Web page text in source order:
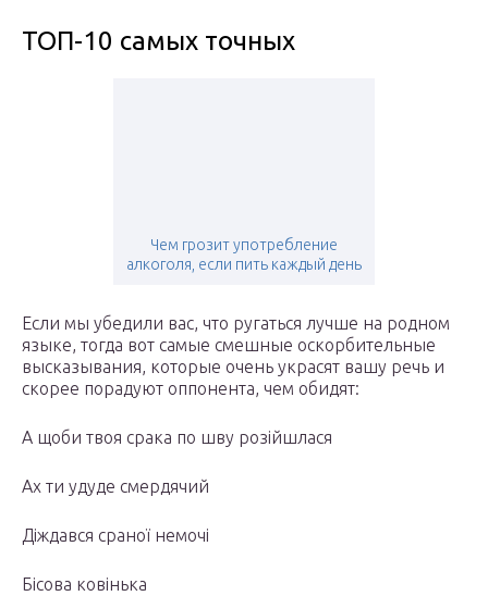
ТОП-10 самых точных
Чем грозит употребление
алкоголя, если пить каждый день
Если мы убедили вас, что ругаться лучше на родном
языке, тогда вот самые смешные оскорбительные
высказывания, которые очень украсят вашу речь и
скорее порадуют оппонента, чем обидят:
А щоби твоя срака по шву розійшлася
Ах ти удуде смердячий
Діждався сраної немочі
Бісова ковінька